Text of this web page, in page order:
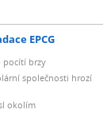
EPCG
pocítí brzy
společnosti hrozí
okolím